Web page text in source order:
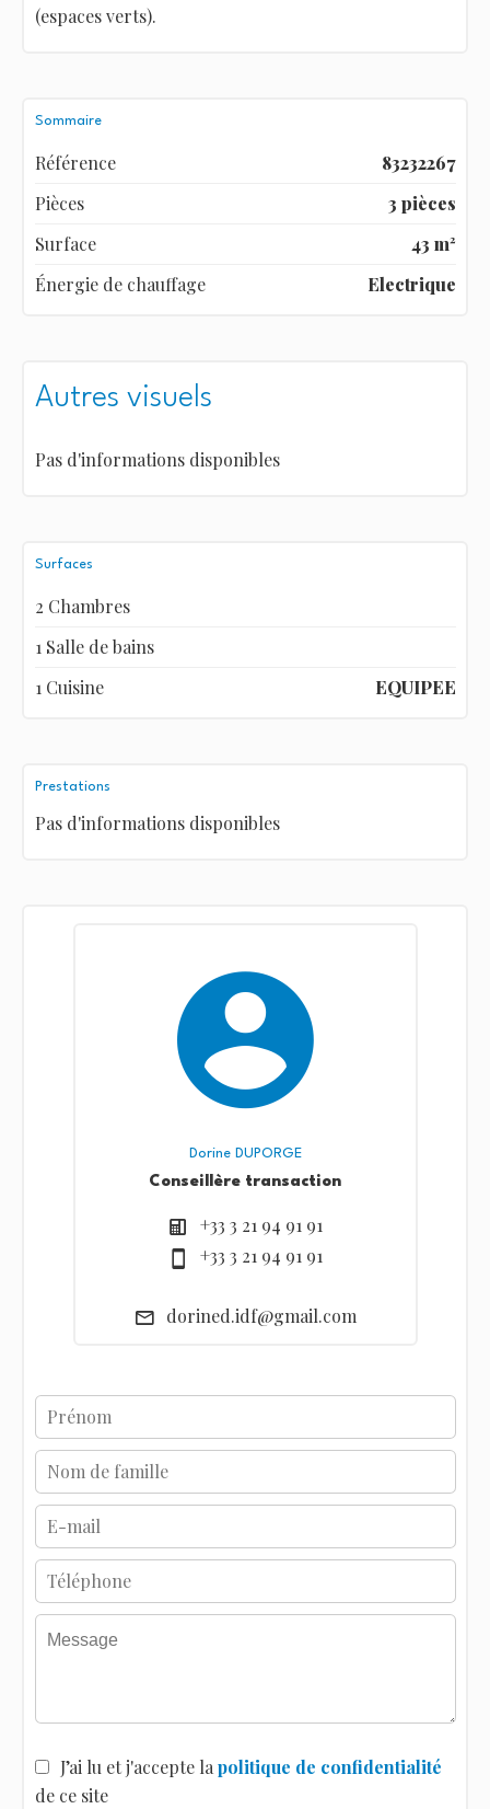
(espaces verts).
Sommaire
Référence
83232267
Pièces
3 pièces
Surface
43 m²
Énergie de chauffage
Electrique
Autres visuels
Pas d'informations disponibles
Surfaces
2 Chambres
1 Salle de bains
1 Cuisine
EQUIPEE
Prestations
Pas d'informations disponibles
Dorine DUPORGE
Conseillère transaction
+33 3 21 94 91 91
+33 3 21 94 91 91
dorined.idf@gmail.com
J’ai lu et j'accepte la politique de confidentialité
de ce site